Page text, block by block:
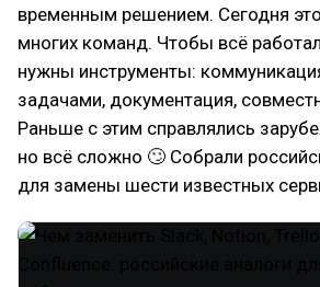
временным решением. Сегодня
многих команд. Чтобы всё
нужны инструменты:
задачами, документация,
Раньше с этим справлялись
но всё сложно 🙄 Собрали
для замены шести известных